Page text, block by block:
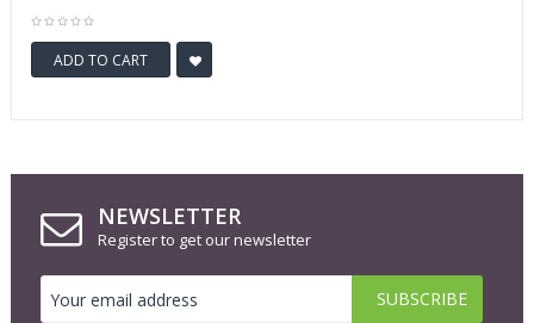
ADD TO CART
NEWSLETTER
Register to get our newsletter